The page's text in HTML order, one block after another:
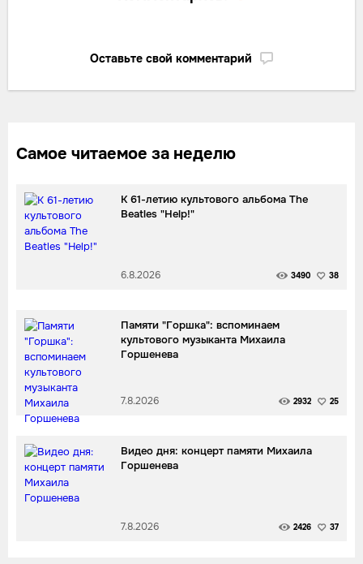
Оставьте свой комментарий
Самое читаемое за неделю
К 61-летию культового альбома The
Beatles "Help!"
6.8.2026 3490 38
Памяти "Горшка": вспоминаем
культового музыканта Михаила
Горшенева
7.8.2026 2932 25
Видео дня: концерт памяти Михаила
Горшенева
7.8.2026 2426 37